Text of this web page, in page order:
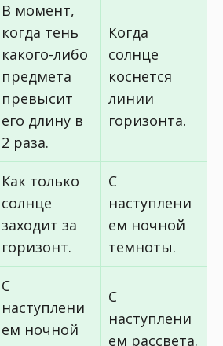
В момент,
когда тень
какого-либо
предмета
превысит
его длину в
2 раза.
Когда
солнце
коснется
линии
горизонта.
Как только
солнце
заходит за
горизонт.
С
наступлени
ем ночной
темноты.
С
наступлени
ем ночной
С
наступлени
ем рассвета.